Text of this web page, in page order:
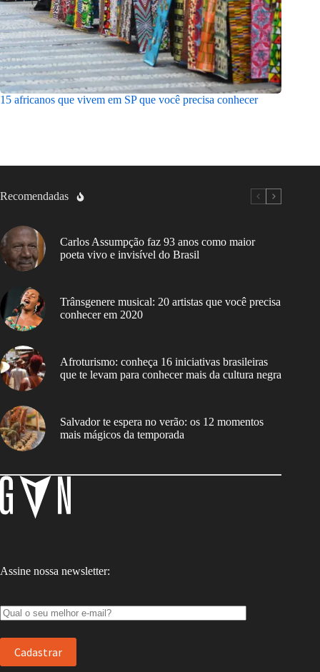
15 africanos que vivem em SP que você precisa conhecer
Recomendadas
Carlos Assumpção faz 93 anos como maior
poeta vivo e invisível do Brasil
Trânsgenere musical: 20 artistas que você precisa
conhecer em 2020
Afroturismo: conheça 16 iniciativas brasileiras
que te levam para conhecer mais da cultura negra
Salvador te espera no verão: os 12 momentos
mais mágicos da temporada
Assine nossa newsletter: